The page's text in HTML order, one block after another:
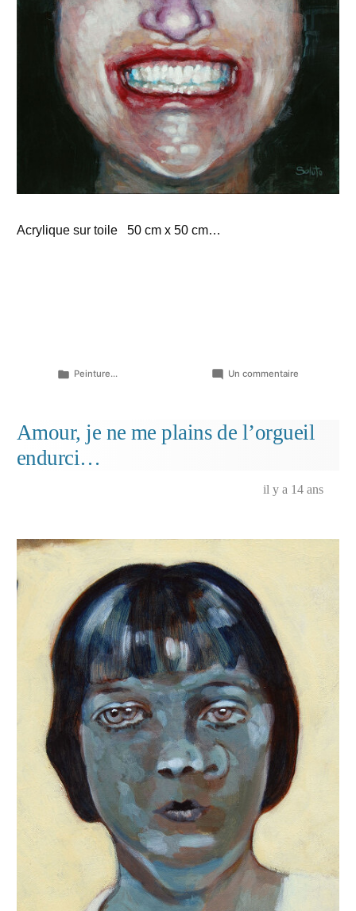
Acrylique sur toile 50 cm x 50 cm…
Publié
Peinture... Un commentaire
Amour, je ne me plains de l’orgueil
endurci…
il y a 14 ans